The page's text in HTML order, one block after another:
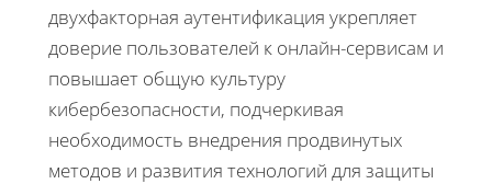
двухфакторная аутентификация укрепляет
доверие пользователей к онлайн-сервисам и
повышает общую культуру
кибербезопасности, подчеркивая
необходимость внедрения продвинутых
методов и развития технологий для защиты